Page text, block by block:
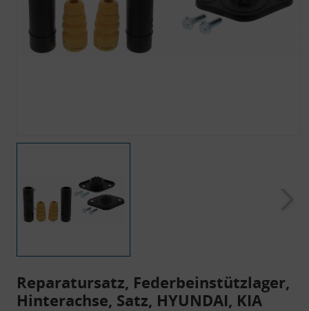
Reparatursatz, Federbeinstützlager,
Hinterachse, Satz, HYUNDAI, KIA